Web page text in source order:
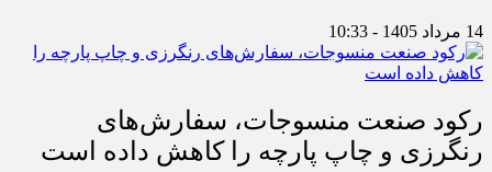
14 مرداد 1405 - 10:33
رکود صنعت منسوجات، سفارش‌های
رنگرزی و چاپ پارچه را کاهش داده است